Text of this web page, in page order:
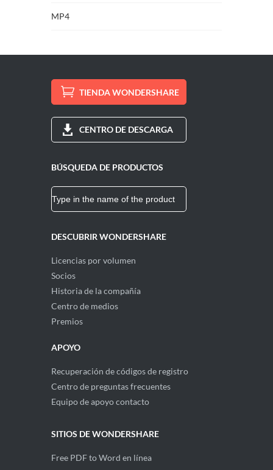
MP4
TIENDA WONDERSHARE
CENTRO DE DESCARGA
BÚSQUEDA DE PRODUCTOS
DESCUBRIR WONDERSHARE
Licencias por volumen
Socios
Historia de la compañía
Centro de medios
Premios
APOYO
Recuperación de códigos de registro
Centro de preguntas frecuentes
Equipo de apoyo contacto
SITIOS DE WONDERSHARE
Free PDF to Word en línea